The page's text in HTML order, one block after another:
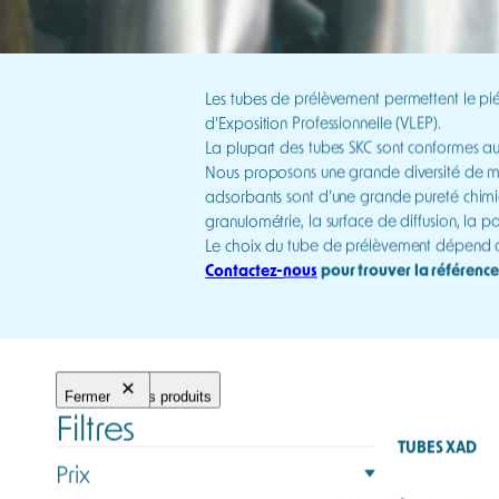
Les tubes de prélèvement permettent le
d’Exposition Professionnelle (VLEP).
La plupart des tubes SKC sont conformes
Nous proposons une grande diversité de
adsorbants sont d’une grande pureté
granulométrie, la surface de diffusion, la
Le choix du tube de prélèvement dépend
Contactez-nouspour trouver la
Filtrer les produits
Fermer
Filtres
Prix
TUBES XAD